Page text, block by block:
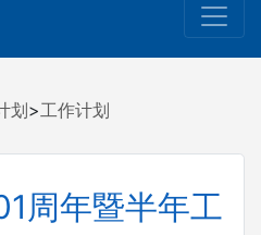
划>工作计划
周年暨半年工